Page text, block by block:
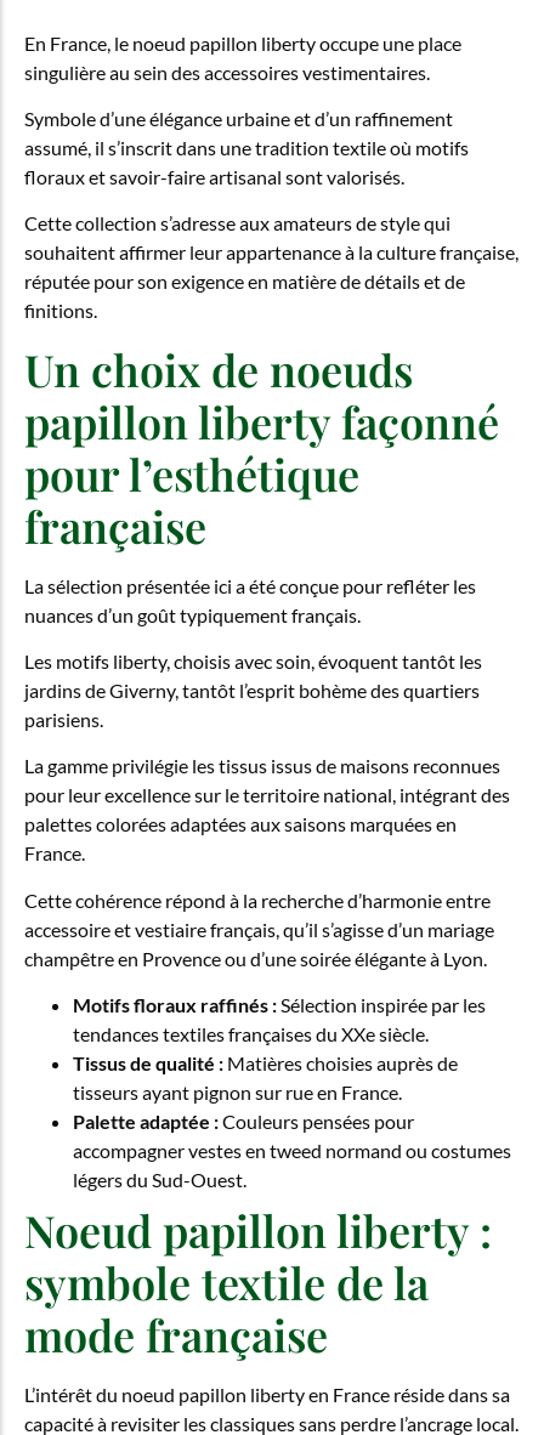
En France, le noeud papillon liberty occupe une place
singulière au sein des accessoires vestimentaires.
Symbole d’une élégance urbaine et d’un raffinement
assumé, il s’inscrit dans une tradition textile où motifs
floraux et savoir-faire artisanal sont valorisés.
Cette collection s’adresse aux amateurs de style qui
souhaitent affirmer leur appartenance à la culture française,
réputée pour son exigence en matière de détails et de
finitions.
Un choix de noeuds
papillon liberty façonné
pour l’esthétique
française
La sélection présentée ici a été conçue pour refléter les
nuances d’un goût typiquement français.
Les motifs liberty, choisis avec soin, évoquent tantôt les
jardins de Giverny, tantôt l’esprit bohème des quartiers
parisiens.
La gamme privilégie les tissus issus de maisons reconnues
pour leur excellence sur le territoire national, intégrant des
palettes colorées adaptées aux saisons marquées en
France.
Cette cohérence répond à la recherche d’harmonie entre
accessoire et vestiaire français, qu’il s’agisse d’un mariage
champêtre en Provence ou d’une soirée élégante à Lyon.
Motifs floraux raffinés :Sélection inspirée par les
tendances textiles françaises du XXe siècle.
Tissus de qualité : Matières choisies auprès de
tisseurs ayant pignon sur rue en France.
Palette adaptée :Couleurs pensées pour
accompagner vestes en tweed normand ou costumes
légers du Sud-Ouest.
Noeud papillon liberty :
symbole textile de la
mode française
L’intérêt du noeud papillon liberty en France réside dans sa
capacité à revisiter les classiques sans perdre l’ancrage local.